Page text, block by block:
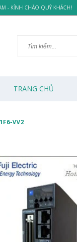
- KÍNH CHÀO QUÝ KHÁCH!
TRANG CHỦ
VV2